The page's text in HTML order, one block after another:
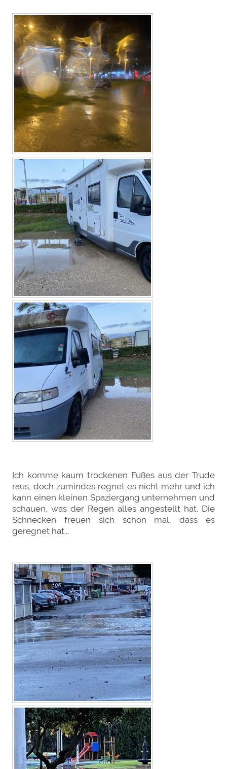
Ich komme kaum trockenen Fußes aus der Trude
raus, doch zumindes regnet es nicht mehr und ich
kann einen kleinen Spaziergang unternehmen und
schauen, was der Regen alles angestellt hat. Die
Schnecken freuen sich schon mal, dass es
geregnet hat...